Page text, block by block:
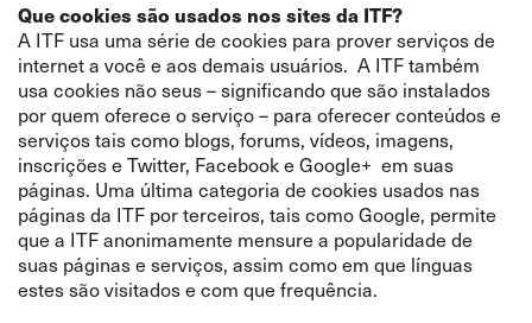
Que cookies são usados nos sites da ITF?
A ITF usa uma série de cookies para prover serviços de
internet a você e aos demais usuários. A ITF também
usa cookies não seus – significando que são instalados
por quem oferece o serviço – para oferecer conteúdos e
serviços tais como blogs, forums, vídeos, imagens,
inscrições e Twitter, Facebook e Google+ em suas
páginas. Uma última categoria de cookies usados nas
páginas da ITF por terceiros, tais como Google, permite
que a ITF anonimamente mensure a popularidade de
suas páginas e serviços, assim como em que línguas
estes são visitados e com que frequência.